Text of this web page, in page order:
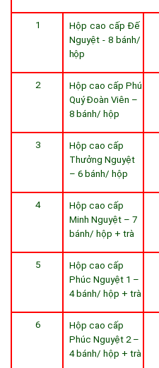
1 Hộp cao cấp Đế
Nguyệt - 8 bánh/
hộp
2
Hộp cao cấp Phú
Quý Đoàn Viên –
8 bánh/ hộp
3
Hộp cao cấp
Thưởng Nguyệt
– 6 bánh/ hộp
4
Hộp cao cấp
Minh Nguyệt – 7
bánh/ hộp + trà
5
Hộp cao cấp
Phúc Nguyệt 1 –
4 bánh/ hộp + trà
6
Hộp cao cấp
Phúc Nguyệt 2 –
4 bánh/ hộp + trà